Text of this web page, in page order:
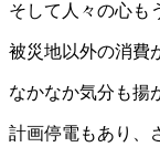
そして人々の心も
被災地以外の消費
なかなか気分も揚
計画停電もあり、